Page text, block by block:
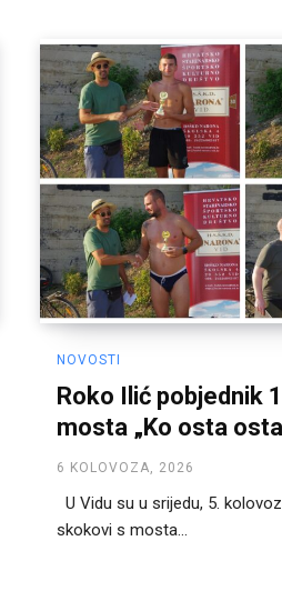
NOVOSTI
Roko Ilić pobjednik
mosta „Ko osta
6 KOLOVOZA, 2026
U Vidu su u srijedu, 5.
skokovi s mosta...